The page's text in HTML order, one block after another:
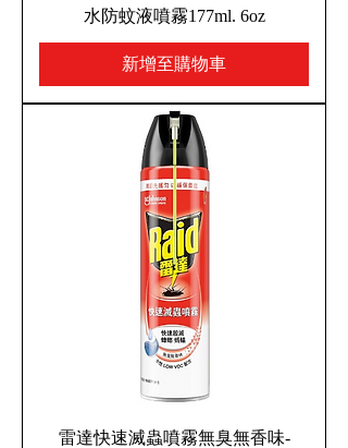
水防蚊液噴霧177ml. 6oz
新增至購物車
雷達快速滅蟲噴霧無臭無香味-